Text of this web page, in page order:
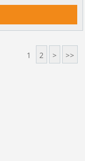
1 2 > >>